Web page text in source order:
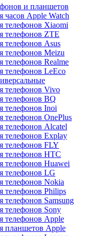
и планшетов
часов Apple Watch
телефонов Xiaomi
телефонов ZTE
телефонов Asus
телефонов Meizu
телефонов Realme
телефонов LeEco
телефонов Vivo
телефонов BQ
телефонов Inoi
телефонов OnePlus
телефонов Alcatel
телефонов Explay
телефонов FLY
телефонов HTC
телефонов Huawei
телефонов LG
телефонов Nokia
телефонов Philips
телефонов Samsung
телефонов Sony
телефонов Apple
планшетов Apple